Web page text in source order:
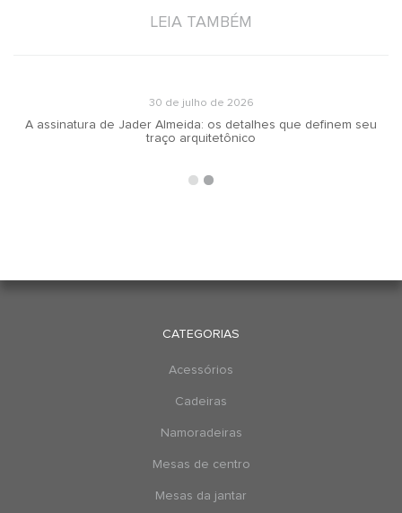
LEIA TAMBÉM
30 de julho de 2026
A assinatura de Jader Almeida: os detalhes que definem seu
traço arquitetônico
CATEGORIAS
Acessórios
Cadeiras
Namoradeiras
Mesas de centro
Mesas da jantar